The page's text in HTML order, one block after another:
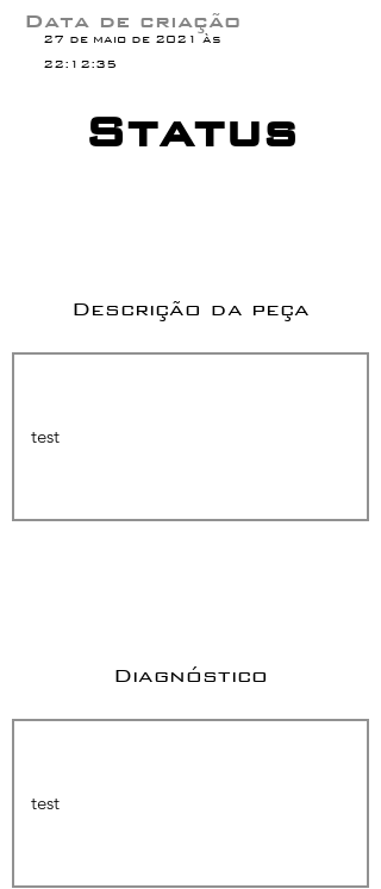
27 de maio de 2021 às
22:12:35
Data de criação
Status
Descrição da peça
Diagnóstico